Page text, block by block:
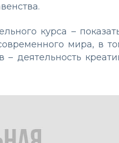
курса –
мира, в
– деятельность